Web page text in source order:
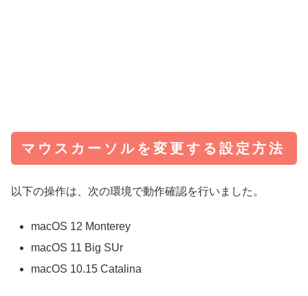
マウスカーソルを変更する設定方法
以下の操作は、次の環境で動作確認を行いました。
macOS 12 Monterey
macOS 11 Big SUr
macOS 10.15 Catalina